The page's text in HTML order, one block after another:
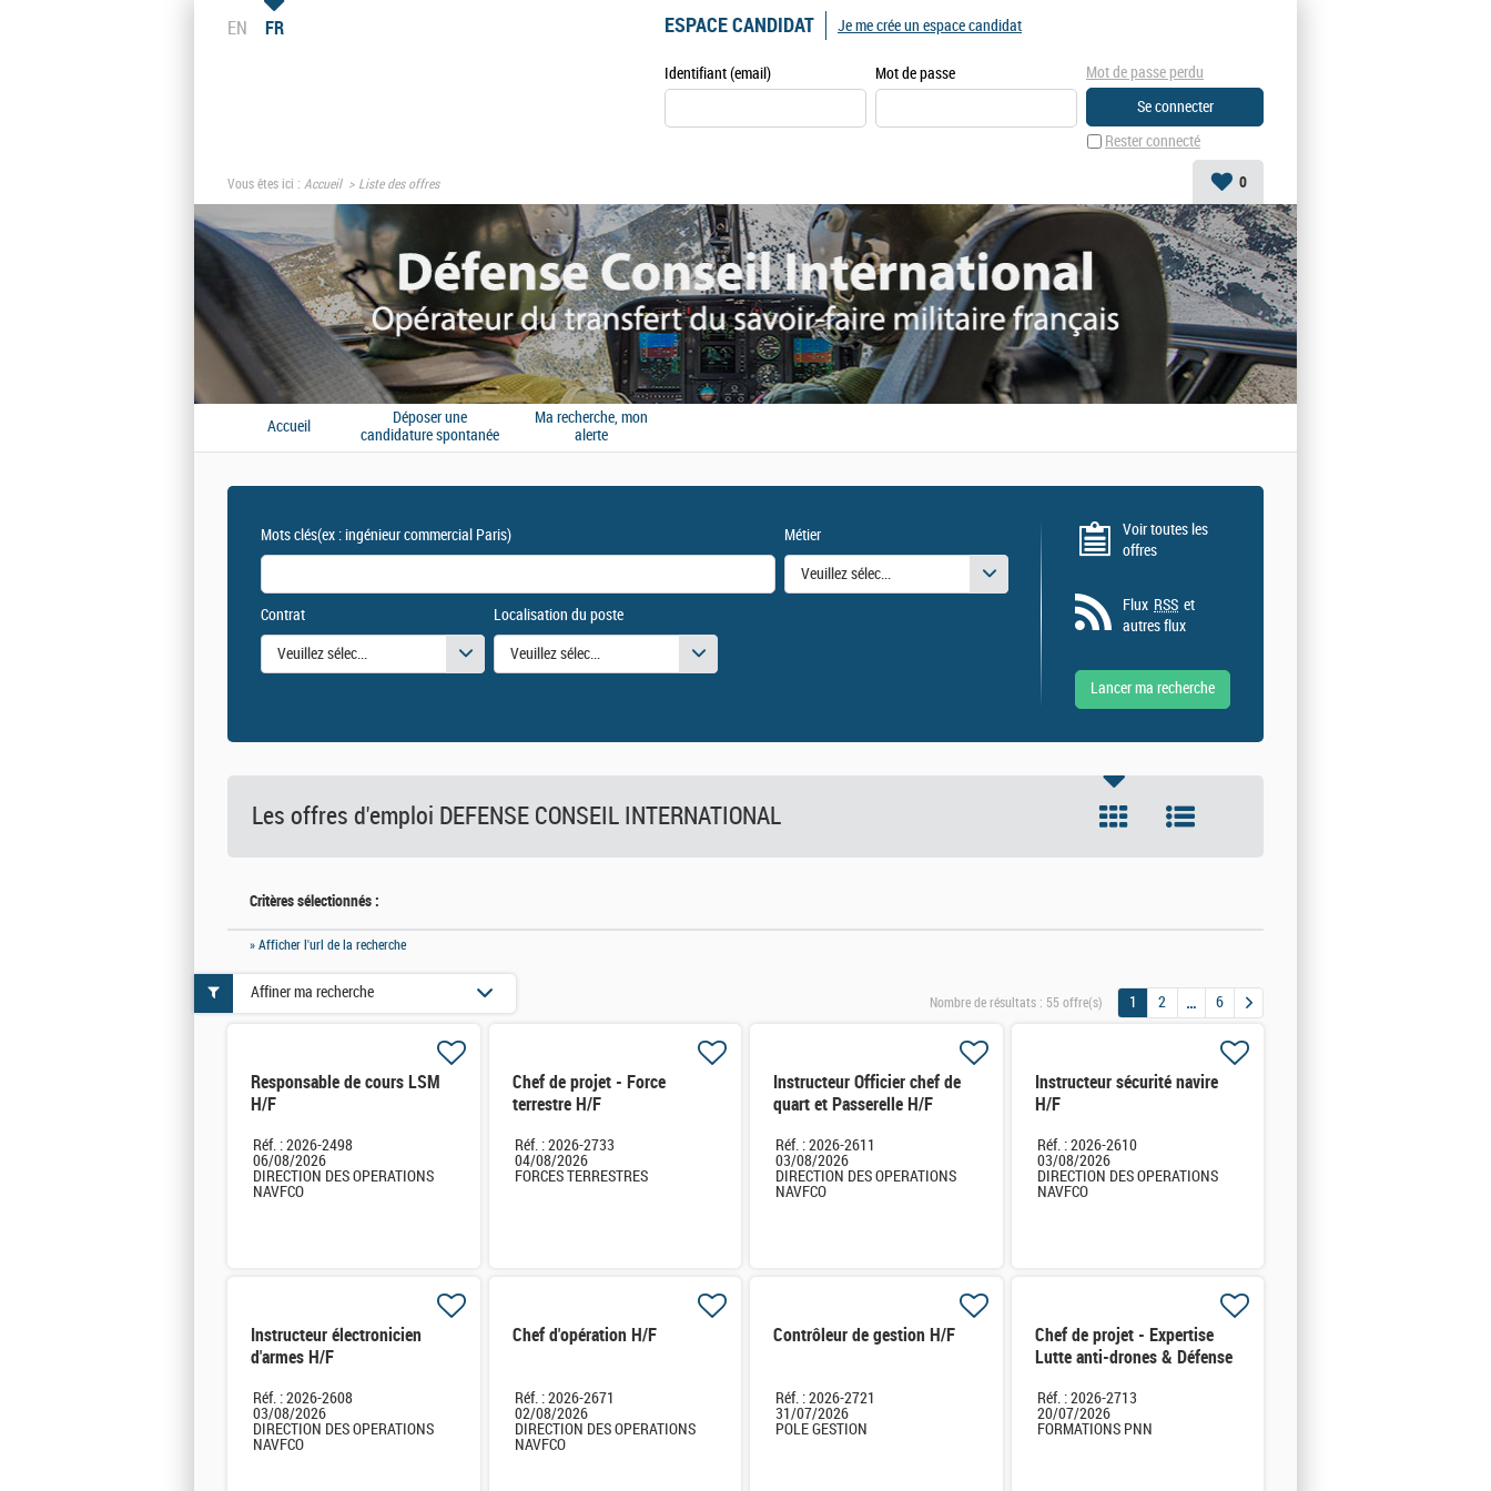
EN FR ESPACE CANDIDAT
Identifiant (email) Mot de passe
Rester connecté
Mot de passe perdu
Je me crée un espace candidat
Vous êtes ici : Accueil Liste des offres 0
Accueil
Déposer une
candidature spontanée
Ma recherche, mon
alerte
Mots clés(ex : ingénieur commercial Paris) Métier
Veuillez sélectionner une ou des valeurs
Contrat
Veuillez sélectionner une ou des valeurs
Localisation du poste
Veuillez sélectionner une ou des valeurs
Voir toutes les
offres
Flux RSS et
autres flux
Les offres d'emploi DEFENSE CONSEIL INTERNATIONAL
Critères sélectionnés :
» Afficher l'url de la recherche
Nombre de résultats : 55 offre(s) 1 2 6
Responsable de cours LSM
H/F
Réf. : 2026-2498
06/08/2026
DIRECTION DES OPERATIONS
NAVFCO
Chef de projet - Force
terrestre H/F
Réf. : 2026-2733
04/08/2026
FORCES TERRESTRES
Instructeur Officier chef de
quart et Passerelle H/F
Réf. : 2026-2611
03/08/2026
DIRECTION DES OPERATIONS
NAVFCO
Instructeur sécurité navire
H/F
Réf. : 2026-2610
03/08/2026
DIRECTION DES OPERATIONS
NAVFCO
Instructeur électronicien
d'armes H/F
Réf. : 2026-2608
03/08/2026
DIRECTION DES OPERATIONS
NAVFCO
Chef d'opération H/F
Réf. : 2026-2671
02/08/2026
DIRECTION DES OPERATIONS
NAVFCO
Contrôleur de gestion H/F
Réf. : 2026-2721
31/07/2026
POLE GESTION
Chef de projet - Expertise
Lutte anti-drones & Défense
Réf. : 2026-2713
20/07/2026
FORMATIONS PNN
Affiner ma recherche